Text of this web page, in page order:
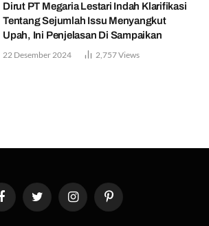
Dirut PT Megaria Lestari Indah Klarifikasi
Tentang Sejumlah Issu Menyangkut
Upah, Ini Penjelasan Di Sampaikan
22 Desember 2024 2,757Views
FacebookTwitter InstagramPinterest